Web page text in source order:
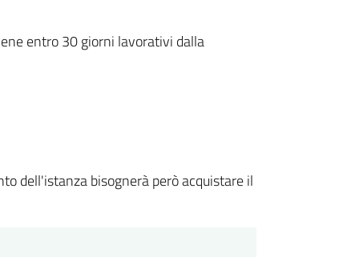
entro 30 giorni lavorativi dalla
dell'istanza bisognerà però acquistare il